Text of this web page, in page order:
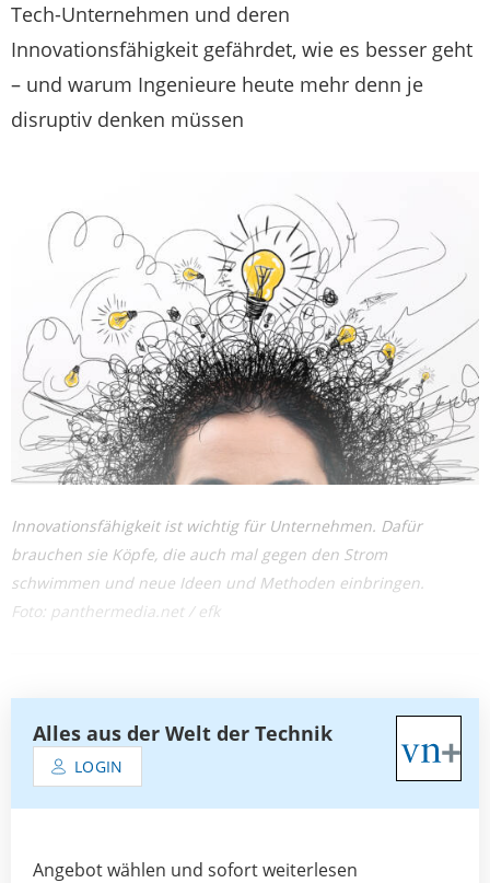
Tech-Unternehmen und deren
Innovationsfähigkeit gefährdet, wie es besser geht
– und warum Ingenieure heute mehr denn je
disruptiv denken müssen
Innovationsfähigkeit ist wichtig für Unternehmen. Dafür
brauchen sie Köpfe, die auch mal gegen den Strom
schwimmen und neue Ideen und Methoden einbringen.
Foto: panthermedia.net / efk
Alles aus der Welt der Technik
LOGIN
Angebot wählen und sofort weiterlesen